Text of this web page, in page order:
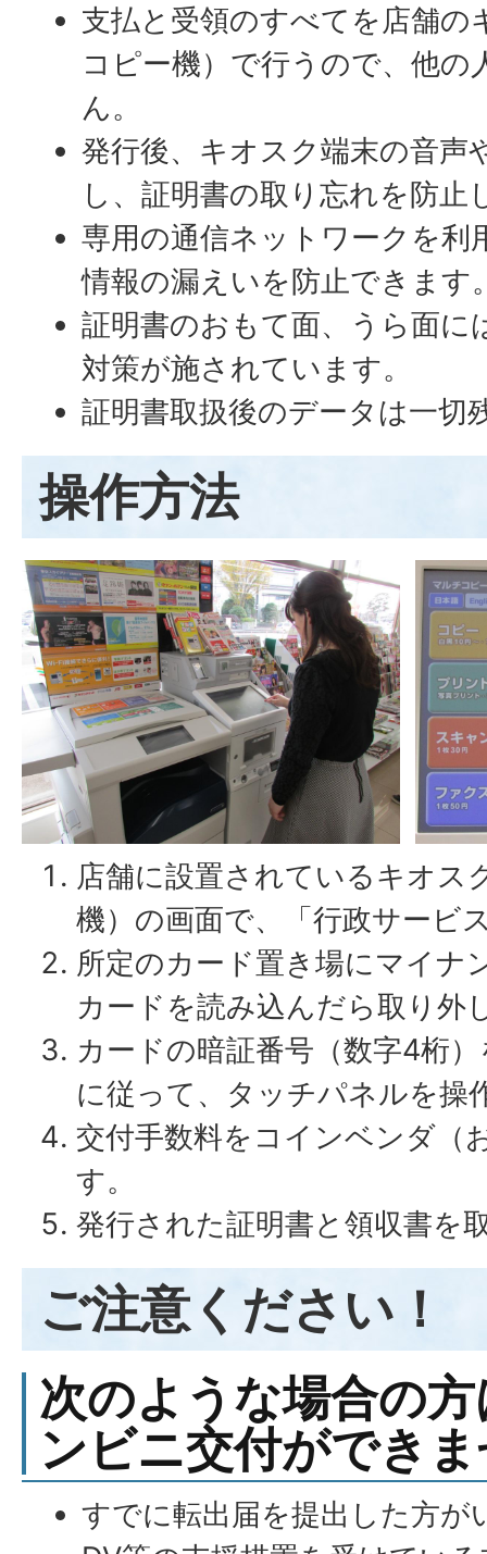
支払と受領のすべてを店舗の
コピー機）で行うので、他の
ん。
発行後、キオスク端末の音声
し、証明書の取り忘れを防止
専用の通信ネットワークを利
情報の漏えいを防止できます
証明書のおもて面、うら面に
対策が施されています。
証明書取扱後のデータは一切
操作方法
店舗に設置されているキオス
機）の画面で、「行政サービ
所定のカード置き場にマイナ
カードを読み込んだら取り外
カードの暗証番号（数字4桁
に従って、タッチパネルを操
交付手数料をコインベンダ（
す。
発行された証明書と領収書を
ご注意ください！
次のような場合の
ンビニ交付ができ
すでに転出届を提出した方が